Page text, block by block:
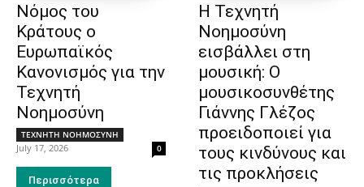
Νόμος του
Κράτους ο
Ευρωπαϊκός
Κανονισμός για την
Τεχνητή
Νοημοσύνη
ΤΕΧΝΗΤΗ ΝΟΗΜΟΣΥΝΗ
July 17, 2026 0
Περισσότερα
Η Τεχνητή
Νοημοσύνη
εισβάλλει στη
μουσική: Ο
μουσικοσυνθέτης
Γιάννης Γλέζος
προειδοποιεί για
τους κινδύνους και
τις προκλήσεις